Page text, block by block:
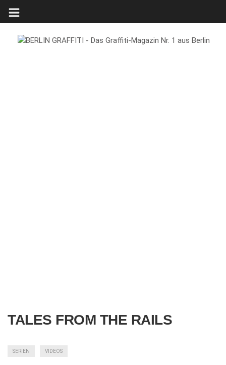
TALES FROM THE RAILS
SERIEN VIDEOS